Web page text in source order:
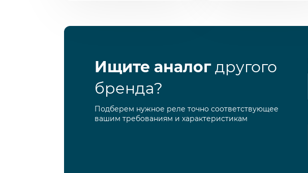
Ищите аналогдругого
бренда?
Подберем нужное реле точно соответствующее
вашим требованиям и характеристикам